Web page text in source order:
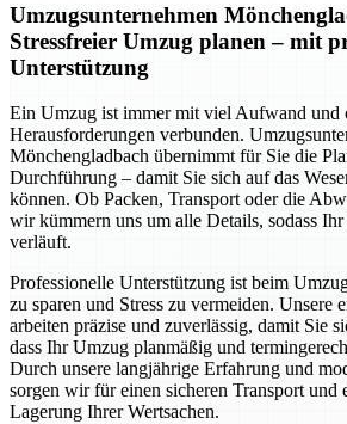
Umzugsunternehmen
Stressfreier Umzug planen – mit
Unterstützung
Ein Umzug ist immer mit viel Aufwand und
Herausforderungen verbunden.
Mönchengladbach übernimmt für Sie die
Durchführung – damit Sie sich auf das
können. Ob Packen, Transport oder die
wir kümmern uns um alle Details, sodass
verläuft.
Professionelle Unterstützung ist beim
zu sparen und Stress zu vermeiden. Unsere
arbeiten präzise und zuverlässig, damit Sie
dass Ihr Umzug planmäßig und
Durch unsere langjährige Erfahrung und
sorgen wir für einen sicheren Transport und
Lagerung Ihrer Wertsachen.